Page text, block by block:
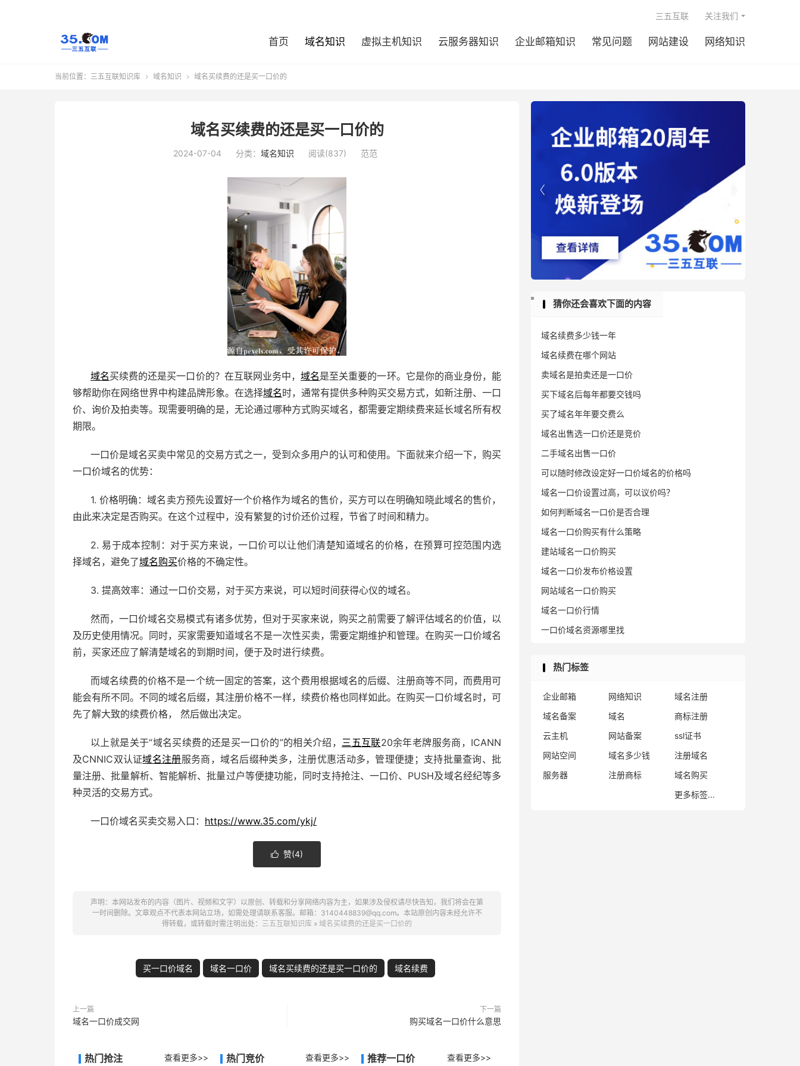
首页 域名知识 虚拟主机知识 云服务器知识 企业邮箱知识 常见问题 网站建设 网络知识
三五互联 关注我们
当前位置： 三五互联知识库  域名知识  域名买续费的还是买一口价的
域名买续费的还是买一口价的
2024-07-04 分类： 域名知识 阅读(837) 范范
域名买续费的还是买一口价的？在互联网业务中，域名是至关重要的一环。它是你的商业身份，能
够帮助你在网络世界中构建品牌形象。在选择域名时，通常有提供多种购买交易方式，如新注册、一口
价、询价及拍卖等。现需要明确的是，无论通过哪种方式购买域名，都需要定期续费来延长域名所有权
期限。
一口价是域名买卖中常见的交易方式之一，受到众多用户的认可和使用。下面就来介绍一下，购买
一口价域名的优势：
1. 价格明确：域名卖方预先设置好一个价格作为域名的售价，买方可以在明确知晓此域名的售价，
由此来决定是否购买。在这个过程中，没有繁复的讨价还价过程，节省了时间和精力。
2. 易于成本控制：对于买方来说，一口价可以让他们清楚知道域名的价格，在预算可控范围内选
择域名，避免了域名购买价格的不确定性。
3. 提高效率：通过一口价交易，对于买方来说，可以短时间获得心仪的域名。
然而，一口价域名交易模式有诸多优势，但对于买家来说，购买之前需要了解评估域名的价值，以
及历史使用情况。同时，买家需要知道域名不是一次性买卖，需要定期维护和管理。在购买一口价域名
前，买家还应了解清楚域名的到期时间，便于及时进行续费。
而域名续费的价格不是一个统一固定的答案，这个费用根据域名的后缀、注册商等不同，而费用可
能会有所不同。不同的域名后缀，其注册价格不一样，续费价格也同样如此。在购买一口价域名时，可
先了解大致的续费价格， 然后做出决定。
以上就是关于“域名买续费的还是买一口价的”的相关介绍， 三五互联20余年老牌服务商，ICANN
及CNNIC双认证域名注册服务商，域名后缀种类多，注册优惠活动多，管理便捷；支持批量查询、批
量注册、批量解析、智能解析、批量过户等便捷功能，同时支持抢注、一口价、PUSH及域名经纪等多
种灵活的交易方式。
一口价域名买卖交易入口： https://www.35.com/ykj/
 赞(4)
声明：本网站发布的内容（图片、视频和文字）以原创、转载和分享网络内容为主，如果涉及侵权请尽快告知，我们将会在第
一时间删除。文章观点不代表本网站立场，如需处理请联系客服。邮箱：3140448839@qq.com。本站原创内容未经允许不
得转载，或转载时需注明出处： 三五互联知识库 » 域名买续费的还是买一口价的
买一口价域名 域名一口价 域名买续费的还是买一口价的 域名续费
上一篇
域名一口价成交网
下一篇
购买域名一口价什么意思
热门抢注 查看更多>> 热门竞价 查看更多>> 推荐一口价 查看更多>>

猜你还会喜欢下面的内容
域名续费多少钱一年
域名续费在哪个网站
卖域名是拍卖还是一口价
买下域名后每年都要交钱吗
买了域名年年要交费么
域名出售选一口价还是竞价
二手域名出售一口价
可以随时修改设定好一口价域名的价格吗
域名一口价设置过高，可以议价吗？
如何判断域名一口价是否合理
域名一口价购买有什么策略
建站域名一口价购买
域名一口价发布价格设置
网站域名一口价购买
域名一口价行情
一口价域名资源哪里找
热门标签
企业邮箱 网络知识
域名注册
域名备案
域名
商标注册
云主机
网站备案
ssl证书
网站空间
域名多少钱
注册域名
服务器
注册商标
域名购买
更多标签...